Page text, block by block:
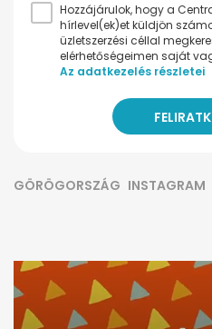
Hozzájárulok, hogy a
hírlevel(ek)et küldjön
üzletszerzési céllal
elérhetőségeimen saját
Az adatkezelés részletei
GÖRÖGORSZÁG INSTAGRAM